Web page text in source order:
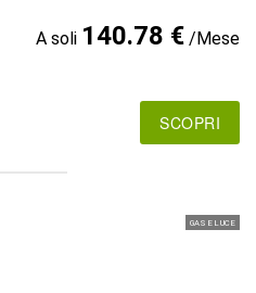
A soli 140.78 €/Mese
SCOPRI
GAS E LUCE